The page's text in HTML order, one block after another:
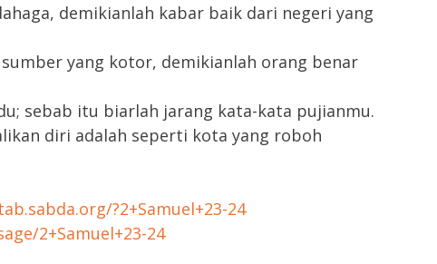
demikianlah kabar baik dari negeri yang
yang kotor, demikianlah orang benar
sebab itu biarlah jarang kata-kata pujianmu.
diri adalah seperti kota yang roboh
?2+Samuel+23-24
2+Samuel+23-24